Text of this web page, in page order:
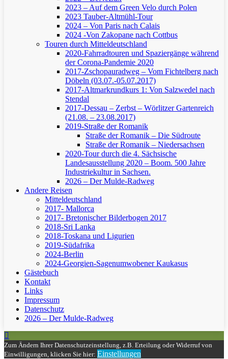
2023 – Auf dem Green Velo durch Polen
2023 Tauber-Altmühl-Tour
2024 – Von Paris nach Calais
2024 -Von Zakopane nach Cottbus
Touren durch Mitteldeutschland
2020-Fahrradtouren und Spaziergänge während
der Corona-Pandemie 2020
2017-Zschopauradweg – Vom Fichtelberg nach
Döbeln (03.07.-05.07.2017)
2017-Altmarkrundkurs 1: Von Salzwedel nach
Stendal
2017-Dessau – Zerbst – Wörlitzer Gartenreich
(21.08. – 23.08.2017)
2019-Straße der Romanik
Straße der Romanik – Die Südroute
Straße der Romanik – Niedersachsen
2020-Tour durch die 4. Sächsische
Landesausstellung 2020 – Boom. 500 Jahre
Industriekultur in Sachsen.
2026 – Der Mulde-Radweg
Andere Reisen
Mitteldeutschland
2017- Mallorca
2017- Bretonischer Bilderbogen 2017
2018-Sri Lanka
2018-Toskana und Ligurien
2019-Südafrika
2024-Berlin
2024-Georgien-Sagenumwobener Kaukasus
Gästebuch
Kontakt
Links
Impressum
Datenschutz
2026 – Der Mulde-Radweg
Zum Ändern Ihrer Datenschutzeinstellung, z.B. Erteilung oder Widerruf von
Einwilligungen, klicken Sie hier: Einstellungen